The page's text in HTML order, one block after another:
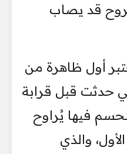
قد يصاب
أول ظاهرة من
حدثت قبل قرابة
فيها يُراوح
والذي